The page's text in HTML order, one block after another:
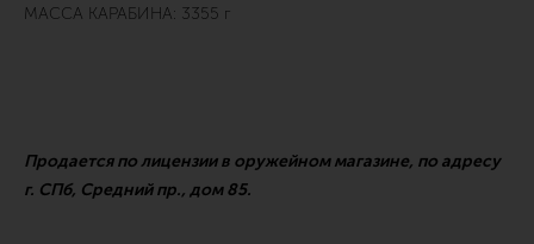
МАССА КАРАБИНА: 3355 г
Продается по лицензии в оружейном магазине, по адресу
г. СПб, Средний пр., дом 85.